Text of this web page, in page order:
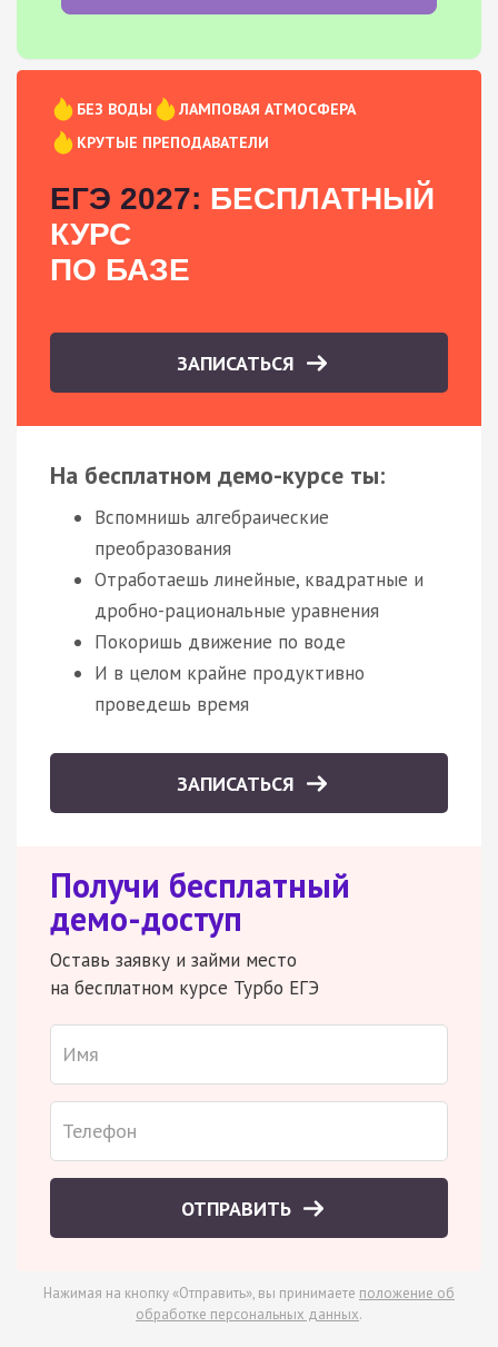
БЕЗ ВОДЫ
ЛАМПОВАЯ АТМОСФЕРА
КРУТЫЕ ПРЕПОДАВАТЕЛИ
ЕГЭ 2027: БЕСПЛАТНЫЙ
КУРС
ПО БАЗЕ
ЗАПИСАТЬСЯ
На бесплатном демо-курсе ты:
Вспомнишь алгебраические
преобразования
Отработаешь линейные, квадратные и
дробно-рациональные уравнения
Покоришь движение по воде
И в целом крайне продуктивно
проведешь время
ЗАПИСАТЬСЯ
Получи бесплатный
демо-доступ
Оставь заявку и займи место
на бесплатном курсе Турбо ЕГЭ
ОТПРАВИТЬ
Нажимая на кнопку «Отправить», вы принимаете положение об
обработке персональных данных.